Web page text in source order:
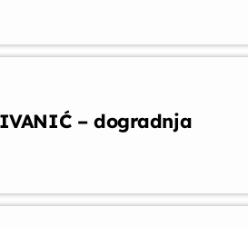
IVANIĆ – dogradnja